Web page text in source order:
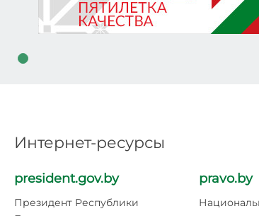
Интернет-ресурсы
president.gov.by
Президент Республики
pravo.by